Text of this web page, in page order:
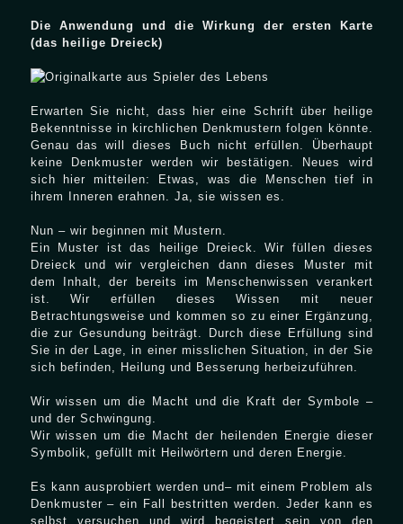
Die Anwendung und die Wirkung der ersten Karte
(das heilige Dreieck)
Erwarten Sie nicht, dass hier eine Schrift über heilige
Bekenntnisse in kirchlichen Denkmustern folgen könnte.
Genau das will dieses Buch nicht erfüllen. Überhaupt
keine Denkmuster werden wir bestätigen. Neues wird
sich hier mitteilen: Etwas, was die Menschen tief in
ihrem Inneren erahnen. Ja, sie wissen es.
Nun – wir beginnen mit Mustern.
Ein Muster ist das heilige Dreieck. Wir füllen dieses
Dreieck und wir vergleichen dann dieses Muster mit
dem Inhalt, der bereits im Menschenwissen verankert
ist. Wir erfüllen dieses Wissen mit neuer
Betrachtungsweise und kommen so zu einer Ergänzung,
die zur Gesundung beiträgt. Durch diese Erfüllung sind
Sie in der Lage, in einer misslichen Situation, in der Sie
sich befinden, Heilung und Besserung herbeizuführen.
Wir wissen um die Macht und die Kraft der Symbole –
und der Schwingung.
Wir wissen um die Macht der heilenden Energie dieser
Symbolik, gefüllt mit Heilwörtern und deren Energie.
Es kann ausprobiert werden und– mit einem Problem als
Denkmuster – ein Fall bestritten werden. Jeder kann es
selbst versuchen und wird begeistert sein von den